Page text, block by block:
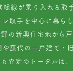
総線が乗り入れる取
取手を中心に暮ら
の新興住宅地から
藤代の一戸建て・
査定のトータルは